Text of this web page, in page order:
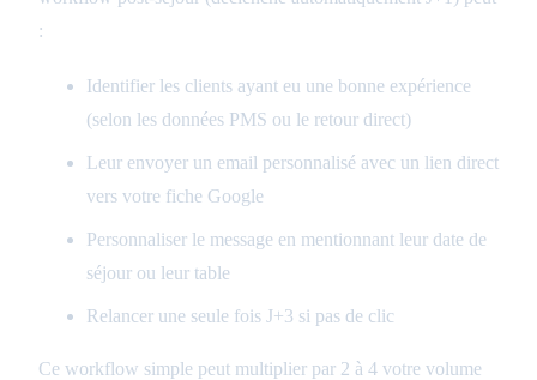
:
Identifier les clients ayant eu une bonne expérience
(selon les données PMS ou le retour direct)
Leur envoyer un email personnalisé avec un lien direct
vers votre fiche Google
Personnaliser le message en mentionnant leur date de
séjour ou leur table
Relancer une seule fois J+3 si pas de clic
Ce workflow simple peut multiplier par 2 à 4 votre volume